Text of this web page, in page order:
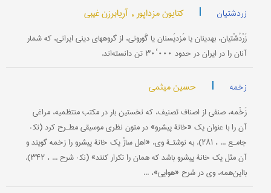
زردشتیان | کتایون مزداپور , آریابرزن غیبی
زَرْدُشْتیان، بهدینان یا مَزدیَسنان یا گَورونی، از گروههای دینی ایرانی، که شمار
آنان را در ایران در حدود ۰۰۰‘۳۰ تن دانسته‌اند.
زخمه | حسین میثمی
زَخْمه، صنفی از اصناف تصنیف، که نخستین ‌بار در مکتب منتظمیه، مراغی
آن را با عنوان یک «خانۀ پیشرو» در متون نظری موسیقی مطـرح کرد (نک‍ :
جامـع ... ، ۲۸۱). به نوشتـۀ وی، «اهل سازْ یک خانۀ پیشرو را زخمه گویند و
آن مثل یک خانۀ پیشرو باشد که همان را تکرار کنند» (نک‍ : شرح ... ، ۳۴۲).
با‌این‌همه، وی در شرح «هوایی»، ...